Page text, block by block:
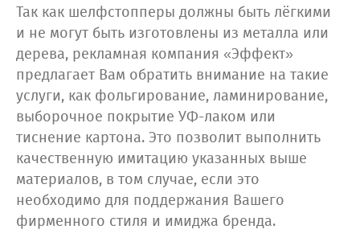
Так как шелфстопперы должны быть лёгкими
и не могут быть изготовлены из металла или
дерева, рекламная компания «Эффект»
предлагает Вам обратить внимание на такие
услуги, как фольгирование, ламинирование,
выборочное покрытие УФ-лаком или
тиснение картона. Это позволит выполнить
качественную имитацию указанных выше
материалов, в том случае, если это
необходимо для поддержания Вашего
фирменного стиля и имиджа бренда.